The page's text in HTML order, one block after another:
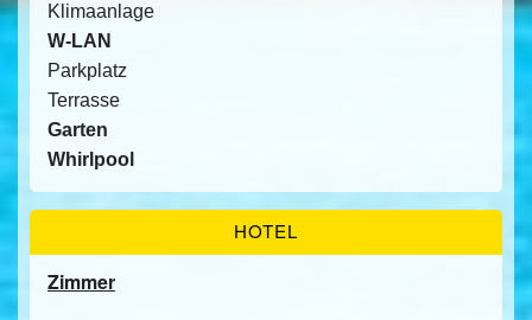
Klimaanlage
W-LAN
Parkplatz
Terrasse
Garten
Whirlpool
HOTEL
Zimmer